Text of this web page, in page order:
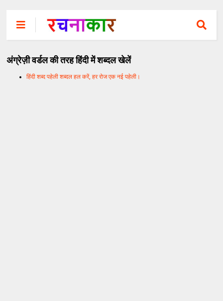
अंग्रेज़ी वर्डल की तरह हिंदी में शब्दल खेलें
हिंदी शब्द पहेली शब्दल हल करें, हर रोज एक नई पहेली।